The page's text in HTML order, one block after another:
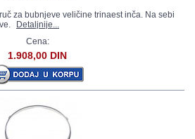
za bubnjeve veličine trinaest inča. Na sebi
Detaljnije...
Cena:
1.908,00 DIN